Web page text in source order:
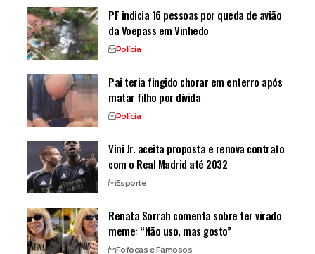
PF indicia 16 pessoas por queda de avião
da Voepass em Vinhedo
Polícia
Pai teria fingido chorar em enterro após
matar filho por dívida
Polícia
Vini Jr. aceita proposta e renova contrato
com o Real Madrid até 2032
Esporte
Renata Sorrah comenta sobre ter virado
meme: “Não uso, mas gosto”
Fofocas e Famosos